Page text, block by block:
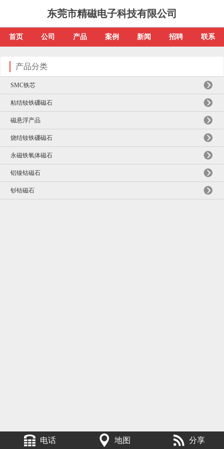
东莞市精磁电子科技有限公司
首页 公司 产品 案例 新闻 招聘 联系
产品分类
SMC铁芯
粘结钕铁硼磁石
磁悬浮产品
烧结钕铁硼磁石
永磁铁氧体磁石
铝镍钴磁石
钐钴磁石
电话 地图 分享